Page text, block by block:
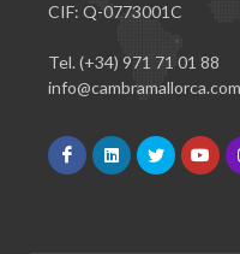
CIF: Q-0773001C
Tel. (+34) 971 71 01 88
info@cambramallorca.com